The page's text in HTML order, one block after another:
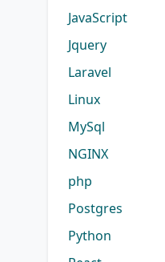
JavaScript
Jquery
Laravel
Linux
MySql
NGINX
php
Postgres
Python